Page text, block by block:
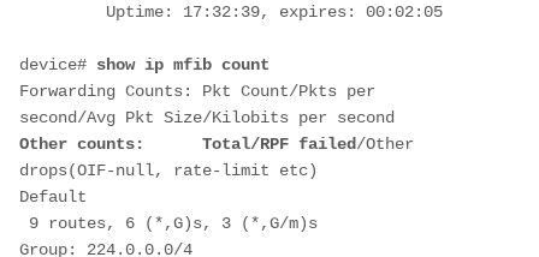
Uptime: 17:32:39, expires: 00:02:05
device# show ip mfib count
Forwarding Counts: Pkt Count/Pkts per
second/Avg Pkt Size/Kilobits per second
Other counts:      Total/RPF failed/Other
drops(OIF-null, rate-limit etc)
Default
9 routes, 6 (*,G)s, 3 (*,G/m)s
Group: 224.0.0.0/4